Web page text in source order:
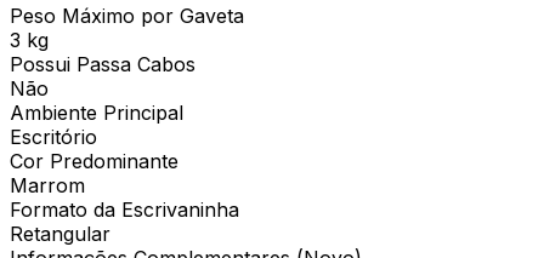
Peso Máximo por Gaveta
3 kg
Possui Passa Cabos
Não
Ambiente Principal
Escritório
Cor Predominante
Marrom
Formato da Escrivaninha
Retangular